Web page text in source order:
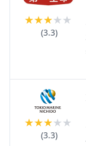
★★★★★
(3.3)
★★★★★
(3.3)